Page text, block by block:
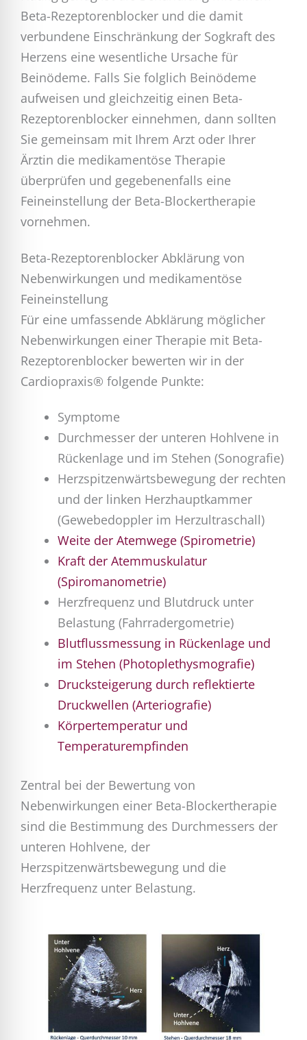
Beta-Rezeptorenblocker und die damit
verbundene Einschränkung der Sogkraft des
Herzens eine wesentliche Ursache für
Beinödeme. Falls Sie folglich Beinödeme
aufweisen und gleichzeitig einen Beta-
Rezeptorenblocker einnehmen, dann sollten
Sie gemeinsam mit Ihrem Arzt oder Ihrer
Ärztin die medikamentöse Therapie
überprüfen und gegebenenfalls eine
Feineinstellung der Beta-Blockertherapie
vornehmen.
Beta-Rezeptorenblocker Abklärung von
Nebenwirkungen und medikamentöse
Feineinstellung
Für eine umfassende Abklärung möglicher
Nebenwirkungen einer Therapie mit Beta-
Rezeptorenblocker bewerten wir in der
Cardiopraxis® folgende Punkte:
Symptome
Durchmesser der unteren Hohlvene in
Rückenlage und im Stehen (Sonografie)
Herzspitzenwärtsbewegung der rechten
und der linken Herzhauptkammer
(Gewebedoppler im Herzultraschall)
Weite der Atemwege (Spirometrie)
Kraft der Atemmuskulatur
(Spiromanometrie)
Herzfrequenz und Blutdruck unter
Belastung (Fahrradergometrie)
Blutflussmessung in Rückenlage und
im Stehen (Photoplethysmografie)
Drucksteigerung durch reflektierte
Druckwellen (Arteriografie)
Körpertemperatur und
Temperaturempfinden
Zentral bei der Bewertung von
Nebenwirkungen einer Beta-Blockertherapie
sind die Bestimmung des Durchmessers der
unteren Hohlvene, der
Herzspitzenwärtsbewegung und die
Herzfrequenz unter Belastung.